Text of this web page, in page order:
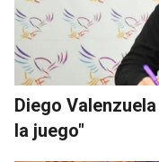
Diego
la juego"